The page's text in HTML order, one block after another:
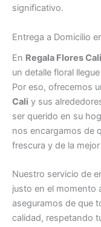
significativo.
Entrega a Domicilio
En Regala Flores Cali
un detalle floral
Por eso, ofrecemos
Cali y sus
ser querido en su
nos encargamos de
frescura y de la
Nuestro servicio de
justo en el momento
aseguramos de que
calidad, respetando